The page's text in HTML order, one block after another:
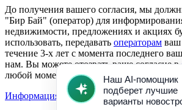
До получения вашего согласия, мы
"Бир Бай" (оператор) для
недвижимости, предложениях и акциях
использовать, передавать операторам ваш
течение 3-х лет с момента последнего
нам. Вы можете отозвать ваше согласие в
любой момент.
Информация о согласии на обработку